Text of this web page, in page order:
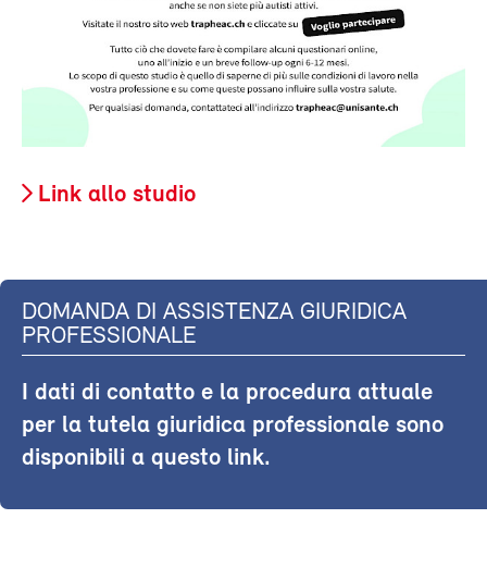
Link allo studio
DOMANDA DI ASSISTENZA GIURIDICA
PROFESSIONALE
I dati di contatto e la procedura attuale
per la tutela giuridica professionale sono
disponibili a questo link.